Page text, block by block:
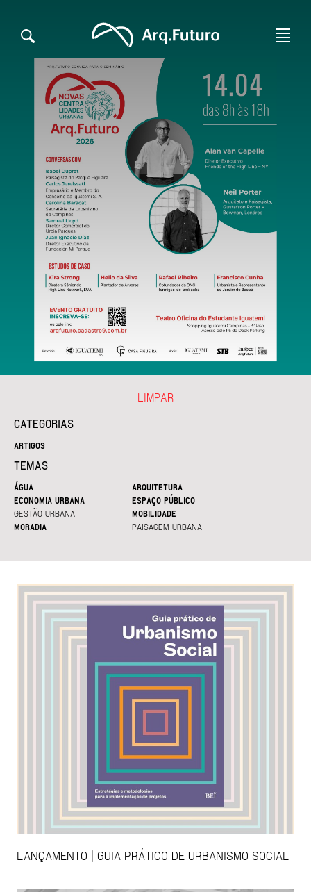
CATEGORIAS
ARTIGOS
TEMAS
ÁGUA
ARQUITETURA
ECONOMIA URBANA
ESPAÇO PÚBLICO
GESTÃO URBANA
MOBILIDADE
MORADIA
PAISAGEM URBANA
LIMPAR
LANÇAMENTO | GUIA PRÁTICO DE URBANISMO SOCIAL